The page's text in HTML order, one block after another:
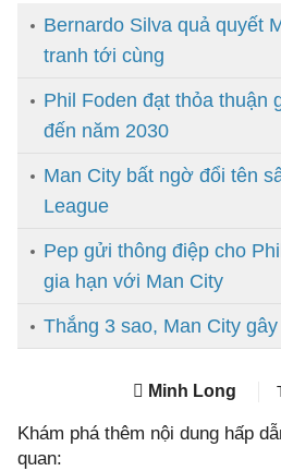
Bernardo Silva quả quyết
tranh tới cùng
Phil Foden đạt thỏa thuận
đến năm 2030
Man City bất ngờ đổi tên
League
Pep gửi thông điệp cho
gia hạn với Man City
Thắng 3 sao, Man City
Minh Long
Khám phá thêm nội dung hấp
quan: